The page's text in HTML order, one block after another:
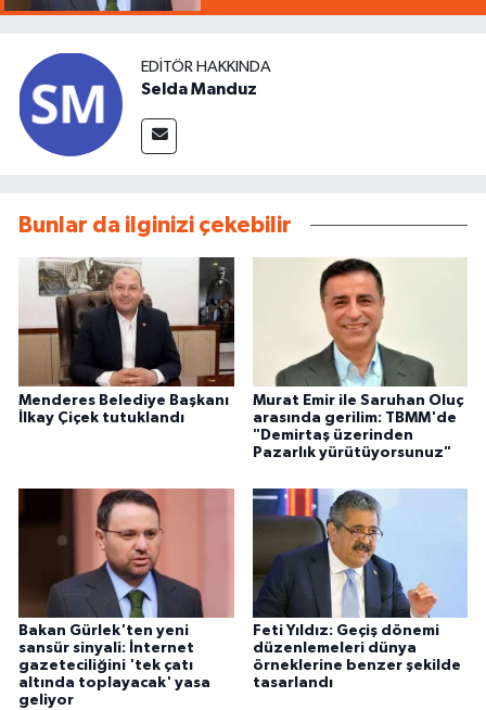
EDITÖR HAKKINDA
Selda Manduz
Bunlar da ilginizi çekebilir
Menderes Belediye Başkanı
İlkay Çiçek tutuklandı
Murat Emir ile Saruhan Oluç
arasında gerilim: TBMM'de
"Demirtaş üzerinden
Pazarlık yürütüyorsunuz"
Bakan Gürlek'ten yeni
sansür sinyali: İnternet
gazeteciliğini 'tek çatı
altında toplayacak' yasa
geliyor
Feti Yıldız: Geçiş dönemi
düzenlemeleri dünya
örneklerine benzer şekilde
tasarlandı